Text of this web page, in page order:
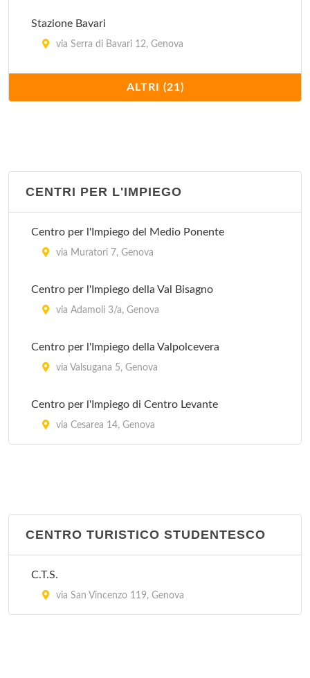
Stazione Bavari
via Serra di Bavari 12, Genova
via Ugo Polonio 52, Genova
Stazione Cornigliano
Stazione Maddalena
Stazione Marassi
Stazione Molassana
ALTRI (21)
CENTRI PER L'IMPIEGO
Centro per l'Impiego del Medio Ponente
via Muratori 7, Genova
Centro per l'Impiego della Val Bisagno
via Adamoli 3/a, Genova
Centro per l'Impiego della Valpolcevera
via Valsugana 5, Genova
Centro per l'Impiego di Centro Levante
via Cesarea 14, Genova
CENTRO TURISTICO STUDENTESCO
C.T.S.
via San Vincenzo 119, Genova